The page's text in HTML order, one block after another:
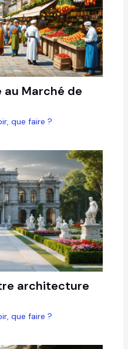
Marché de
que faire ?
architecture
que faire ?